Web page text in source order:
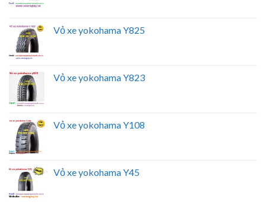
Vỏ xe yokohama Y825
Vỏ xe yokohama Y823
Vỏ xe yokohama Y108
Vỏ xe yokohama Y45